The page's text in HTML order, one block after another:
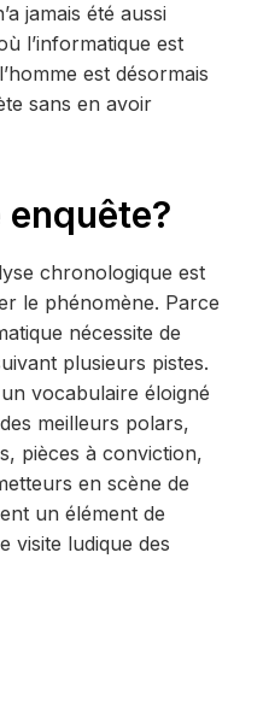
jamais été aussi
l’informatique est
est désormais
sans en avoir
chronologique est
le phénomène. Parce
nécessite de
plusieurs pistes.
vocabulaire éloigné
meilleurs polars,
pièces à conviction,
en scène de
un élément de
visite ludique des